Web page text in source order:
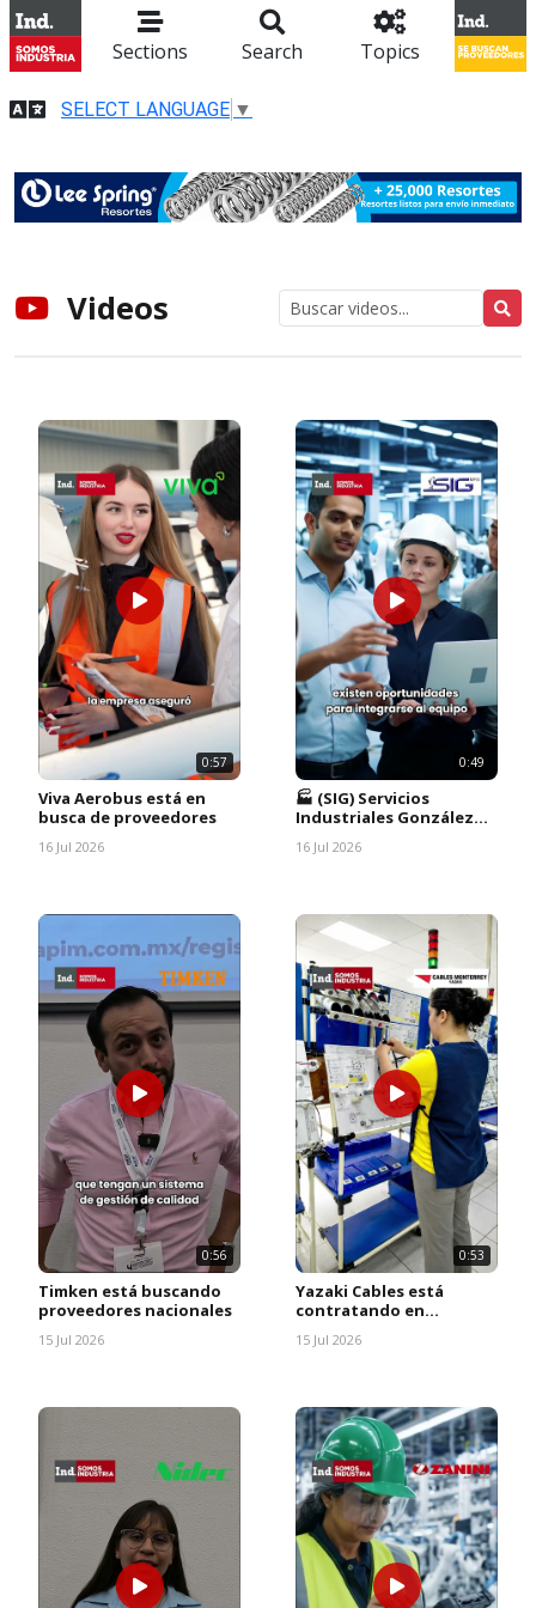
Sections Search Topics
SELECT LANGUAGE ▼
Videos
0:57
Viva Aerobus está en
busca de proveedores
16 Jul 2026
0:49
🏭 (SIG) Servicios
Industriales González
planta
16 Jul 2026
0:56
Timken está buscando
proveedores nacionales
15 Jul 2026
0:53
Yazaki Cables está
contratando en
15 Jul 2026